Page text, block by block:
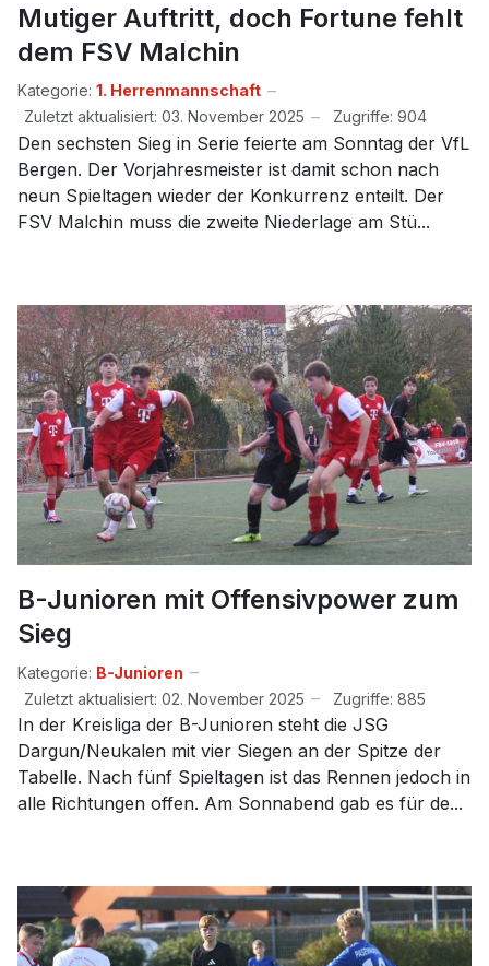
Mutiger Auftritt, doch Fortune fehlt
dem FSV Malchin
Kategorie: 1. Herrenmannschaft
Zuletzt aktualisiert: 03. November 2025
Zugriffe: 904
Den sechsten Sieg in Serie feierte am Sonntag der VfL
Bergen. Der Vorjahresmeister ist damit schon nach
neun Spieltagen wieder der Konkurrenz enteilt. Der
FSV Malchin muss die zweite Niederlage am Stü...
B-Junioren mit Offensivpower zum
Sieg
Kategorie: B-Junioren
Zuletzt aktualisiert: 02. November 2025
Zugriffe: 885
In der Kreisliga der B-Junioren steht die JSG
Dargun/Neukalen mit vier Siegen an der Spitze der
Tabelle. Nach fünf Spieltagen ist das Rennen jedoch in
alle Richtungen offen. Am Sonnabend gab es für de...